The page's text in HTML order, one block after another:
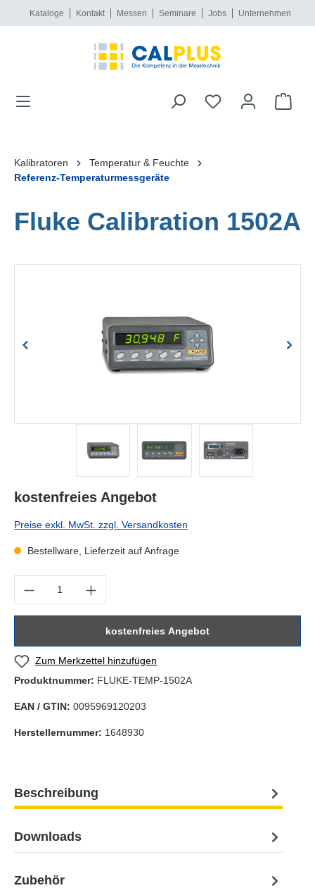
springen
Kataloge Kontakt Messen Seminare Jobs Unternehmen
Kalibratoren
Temperatur & Feuchte
Referenz-Temperaturmessgeräte
Fluke Calibration 1502A
kostenfreies Angebot
Preise exkl. MwSt. zzgl. Versandkosten
Bestellware, Lieferzeit auf Anfrage
kostenfreies Angebot
Zum Merkzettel hinzufügen
Produktnummer: FLUKE-TEMP-1502A
EAN / GTIN: 0095969120203
Herstellernummer: 1648930
Beschreibung
Downloads
Zubehör